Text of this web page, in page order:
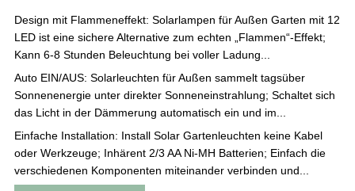
Design mit Flammeneffekt: Solarlampen für Außen Garten mit 12
LED ist eine sichere Alternative zum echten „Flammen“-Effekt;
Kann 6-8 Stunden Beleuchtung bei voller Ladung...
Auto EIN/AUS: Solarleuchten für Außen sammelt tagsüber
Sonnenenergie unter direkter Sonneneinstrahlung; Schaltet sich
das Licht in der Dämmerung automatisch ein und im...
Einfache Installation: Install Solar Gartenleuchten keine Kabel
oder Werkzeuge; Inhärent 2/3 AA Ni-MH Batterien; Einfach die
verschiedenen Komponenten miteinander verbinden und...